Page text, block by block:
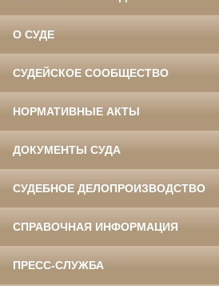
О СУДЕ
СУДЕЙСКОЕ СООБЩЕСТВО
НОРМАТИВНЫЕ АКТЫ
ДОКУМЕНТЫ СУДА
СУДЕБНОЕ ДЕЛОПРОИЗВОДСТВО
СПРАВОЧНАЯ ИНФОРМАЦИЯ
ПРЕСС-СЛУЖБА